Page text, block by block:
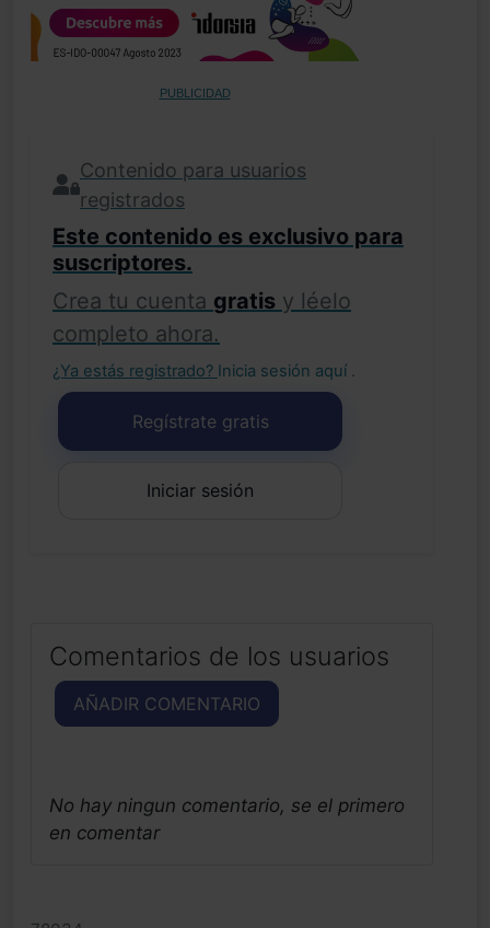
PUBLICIDAD
Contenido para usuarios
registrados
Este contenido es exclusivo para
suscriptores.
Crea tu cuenta gratis y léelo
completo ahora.
¿Ya estás registrado? Inicia sesión aquí .
Regístrate gratis
Iniciar sesión
Comentarios de los usuarios
AÑADIR COMENTARIO
No hay ningun comentario, se el primero
en comentar